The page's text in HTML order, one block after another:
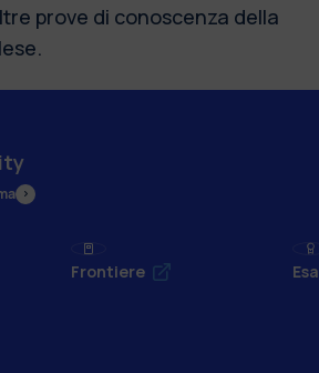
prove di conoscenza della
Frontiere